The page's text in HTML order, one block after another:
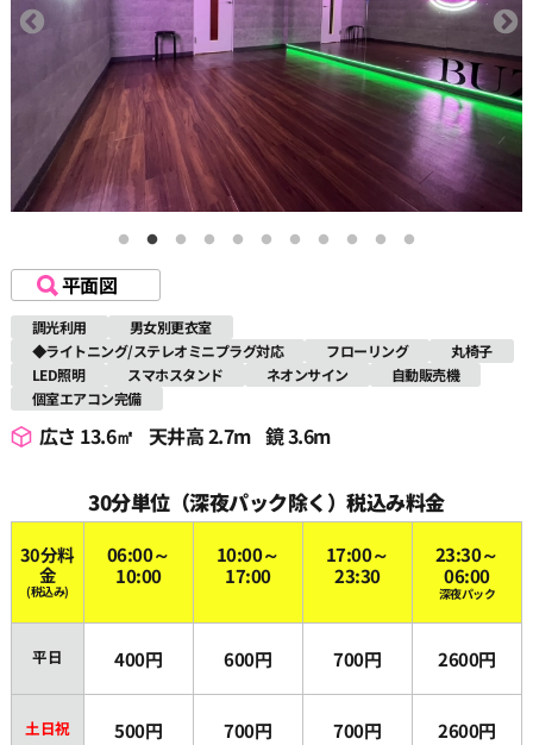
平面図
調光利用
男女別更衣室
◆ライトニング/ステレオミニプラグ対応
フローリング
丸椅子
LED照明
スマホスタンド ネオンサイン
自動販売機
個室エアコン完備
広さ 13.6㎡ 天井高 2.7m 鏡 3.6m
30分単位（深夜パック除く）税込み料金
30分料
金
(税込み)
06:00～
10:00
10:00～
17:00
17:00～
23:30
23:30～
06:00
深夜パック
平日 400円 600円 700円 2600円
土日祝 500円 700円 700円 2600円